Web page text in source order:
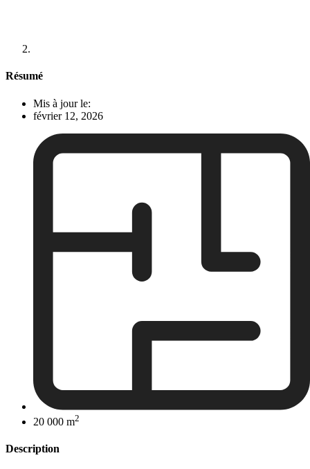
Résumé
Mis à jour le:
février 12, 2026
20 000 m2
Description